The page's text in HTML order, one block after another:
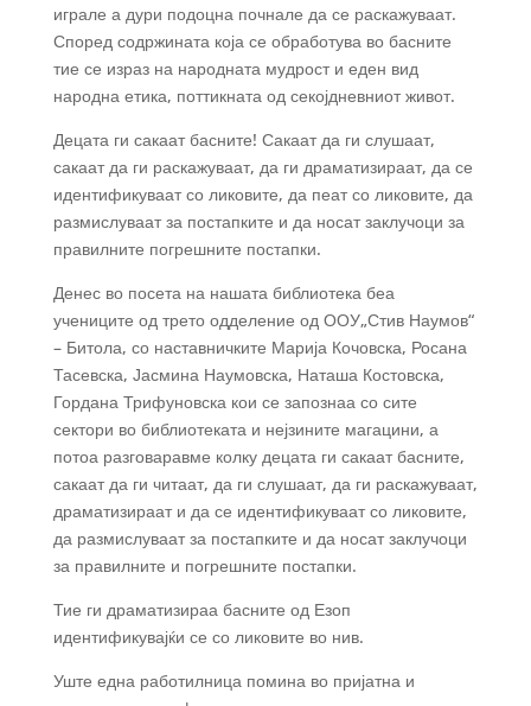
играле а дури подоцна почнале да се раскажуваат.
Според содржината која се обработува во басните
тие се израз на народната мудрост и еден вид
народна етика, поттикната од секојдневниот живот.
Децата ги сакаат басните! Сакаат да ги слушаат,
сакаат да ги раскажуваат, да ги драматизираат, да се
идентификуваат со ликовите, да пеат со ликовите, да
размислуваат за постапките и да носат заклучоци за
правилните погрешните постапки.
Денес во посета на нашата библиотека беа
учениците од трето одделение од ООУ„Стив Наумов“
– Битола, со наставничките Марија Кочовска, Росана
Тасевска, Јасмина Наумовска, Наташа Костовска,
Гордана Трифуновска кои се запознаа со сите
сектори во библиотеката и нејзините магацини, а
потоа разговаравме колку децата ги сакаат басните,
сакаат да ги читаат, да ги слушаат, да ги раскажуваат,
драматизираат и да се идентификуваат со ликовите,
да размислуваат за постапките и да носат заклучоци
за правилните и погрешните постапки.
Тие ги драматизираа басните од Езоп
идентификувајќи се со ликовите во нив.
Уште една работилница помина во пријатна и